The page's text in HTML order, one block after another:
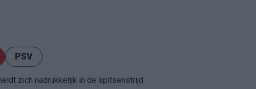
PSV
zich nadrukkelijk in de spitsenstrijd